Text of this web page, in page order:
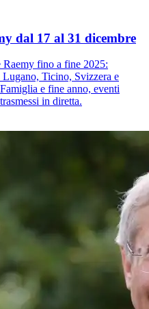
dal 17 al 31 dicembre
fino a fine 2025:
Ticino, Svizzera e
e fine anno, eventi
in diretta.